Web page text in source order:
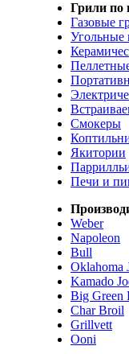
Грили по
Газовые
Угольные
Смокеры
Якитории
Печи и
Weber
Napoleon
Bull
Oklahoma
Kamado
Big Green
Char Broil
Grillvett
Ooni